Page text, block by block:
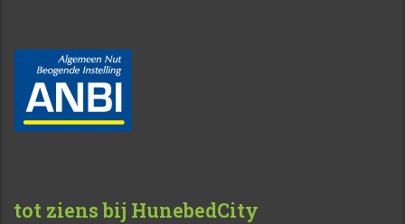
tot ziens bij HunebedCity